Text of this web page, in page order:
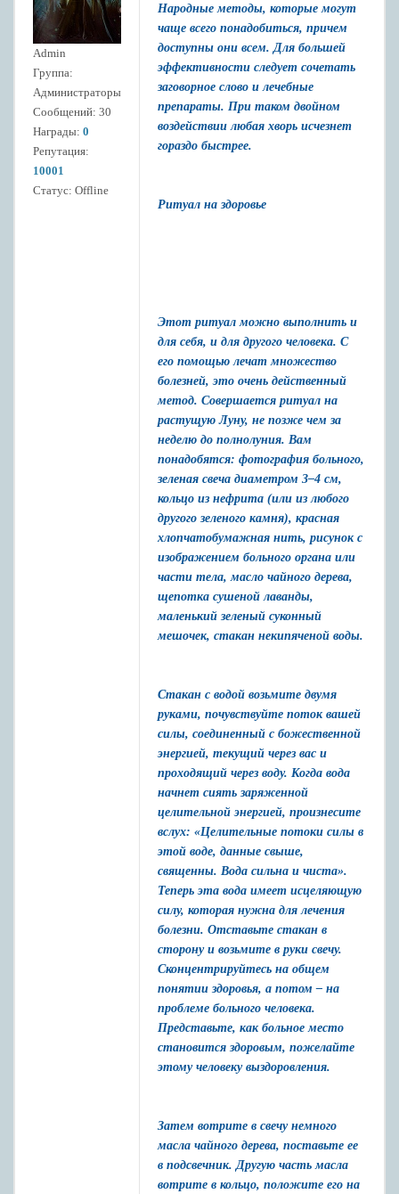
Admin
Группа:
Администраторы
Сообщений: 30
Награды: 0
Репутация:
10001
Статус: Offline
Народные методы, которые могут
чаще всего понадобиться, причем
доступны они всем. Для большей
эффективности следует сочетать
заговорное слово и лечебные
препараты. При таком двойном
воздействии любая хворь исчезнет
гораздо быстрее.
Ритуал на здоровье
Этот ритуал можно выполнить и
для себя, и для другого человека. С
его помощью лечат множество
болезней, это очень действенный
метод. Совершается ритуал на
растущую Луну, не позже чем за
неделю до полнолуния. Вам
понадобятся: фотография больного,
зеленая свеча диаметром 3–4 см,
кольцо из нефрита (или из любого
другого зеленого камня), красная
хлопчатобумажная нить, рисунок с
изображением больного органа или
части тела, масло чайного дерева,
щепотка сушеной лаванды,
маленький зеленый суконный
мешочек, стакан некипяченой воды.
Стакан с водой возьмите двумя
руками, почувствуйте поток вашей
силы, соединенный с божественной
энергией, текущий через вас и
проходящий через воду. Когда вода
начнет сиять заряженной
целительной энергией, произнесите
вслух: «Целительные потоки силы в
этой воде, данные свыше,
священны. Вода сильна и чиста».
Теперь эта вода имеет исцеляющую
силу, которая нужна для лечения
болезни. Отставьте стакан в
сторону и возьмите в руки свечу.
Сконцентрируйтесь на общем
понятии здоровья, а потом – на
проблеме больного человека.
Представьте, как больное место
становится здоровым, пожелайте
этому человеку выздоровления.
Затем вотрите в свечу немного
масла чайного дерева, поставьте ее
в подсвечник. Другую часть масла
вотрите в кольцо, положите его на